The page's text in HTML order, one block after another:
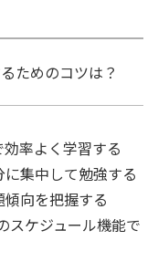
ためのコツは？
率よく学習する
集中して勉強する
向を把握する
スケジュール機能で